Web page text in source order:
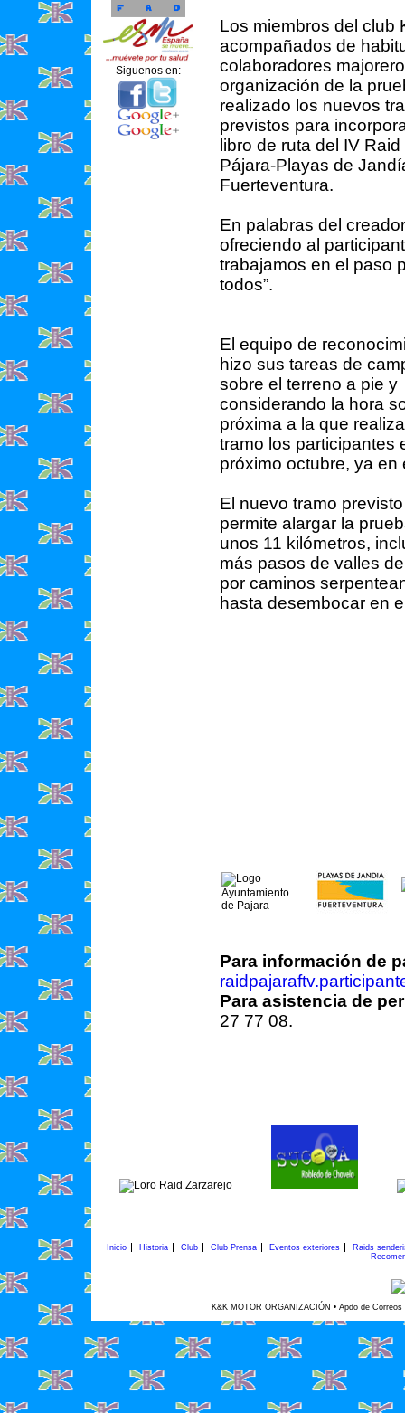
Siguenos en:
Los miembros del club
acompañados de
colaboradores
organización de la
realizado los nuevos
previstos para
libro de ruta del IV
Pájara-Playas de
Fuerteventura.
En palabras del
ofreciendo al
trabajamos en el paso
todos”.
El equipo de
hizo sus tareas de
sobre el terreno a pie y
considerando la hora
próxima a la que
tramo los participantes
próximo octubre, ya en
El nuevo tramo previsto
permite alargar la
unos 11 kilómetros,
más pasos de valles
por caminos
hasta desembocar en
Para información de
Para asistencia de
27 77 08.
Inicio Historia Club Club Prensa Eventos exteriores
Raids
K&K MOTOR ORGANIZACIÓN • Apdo de